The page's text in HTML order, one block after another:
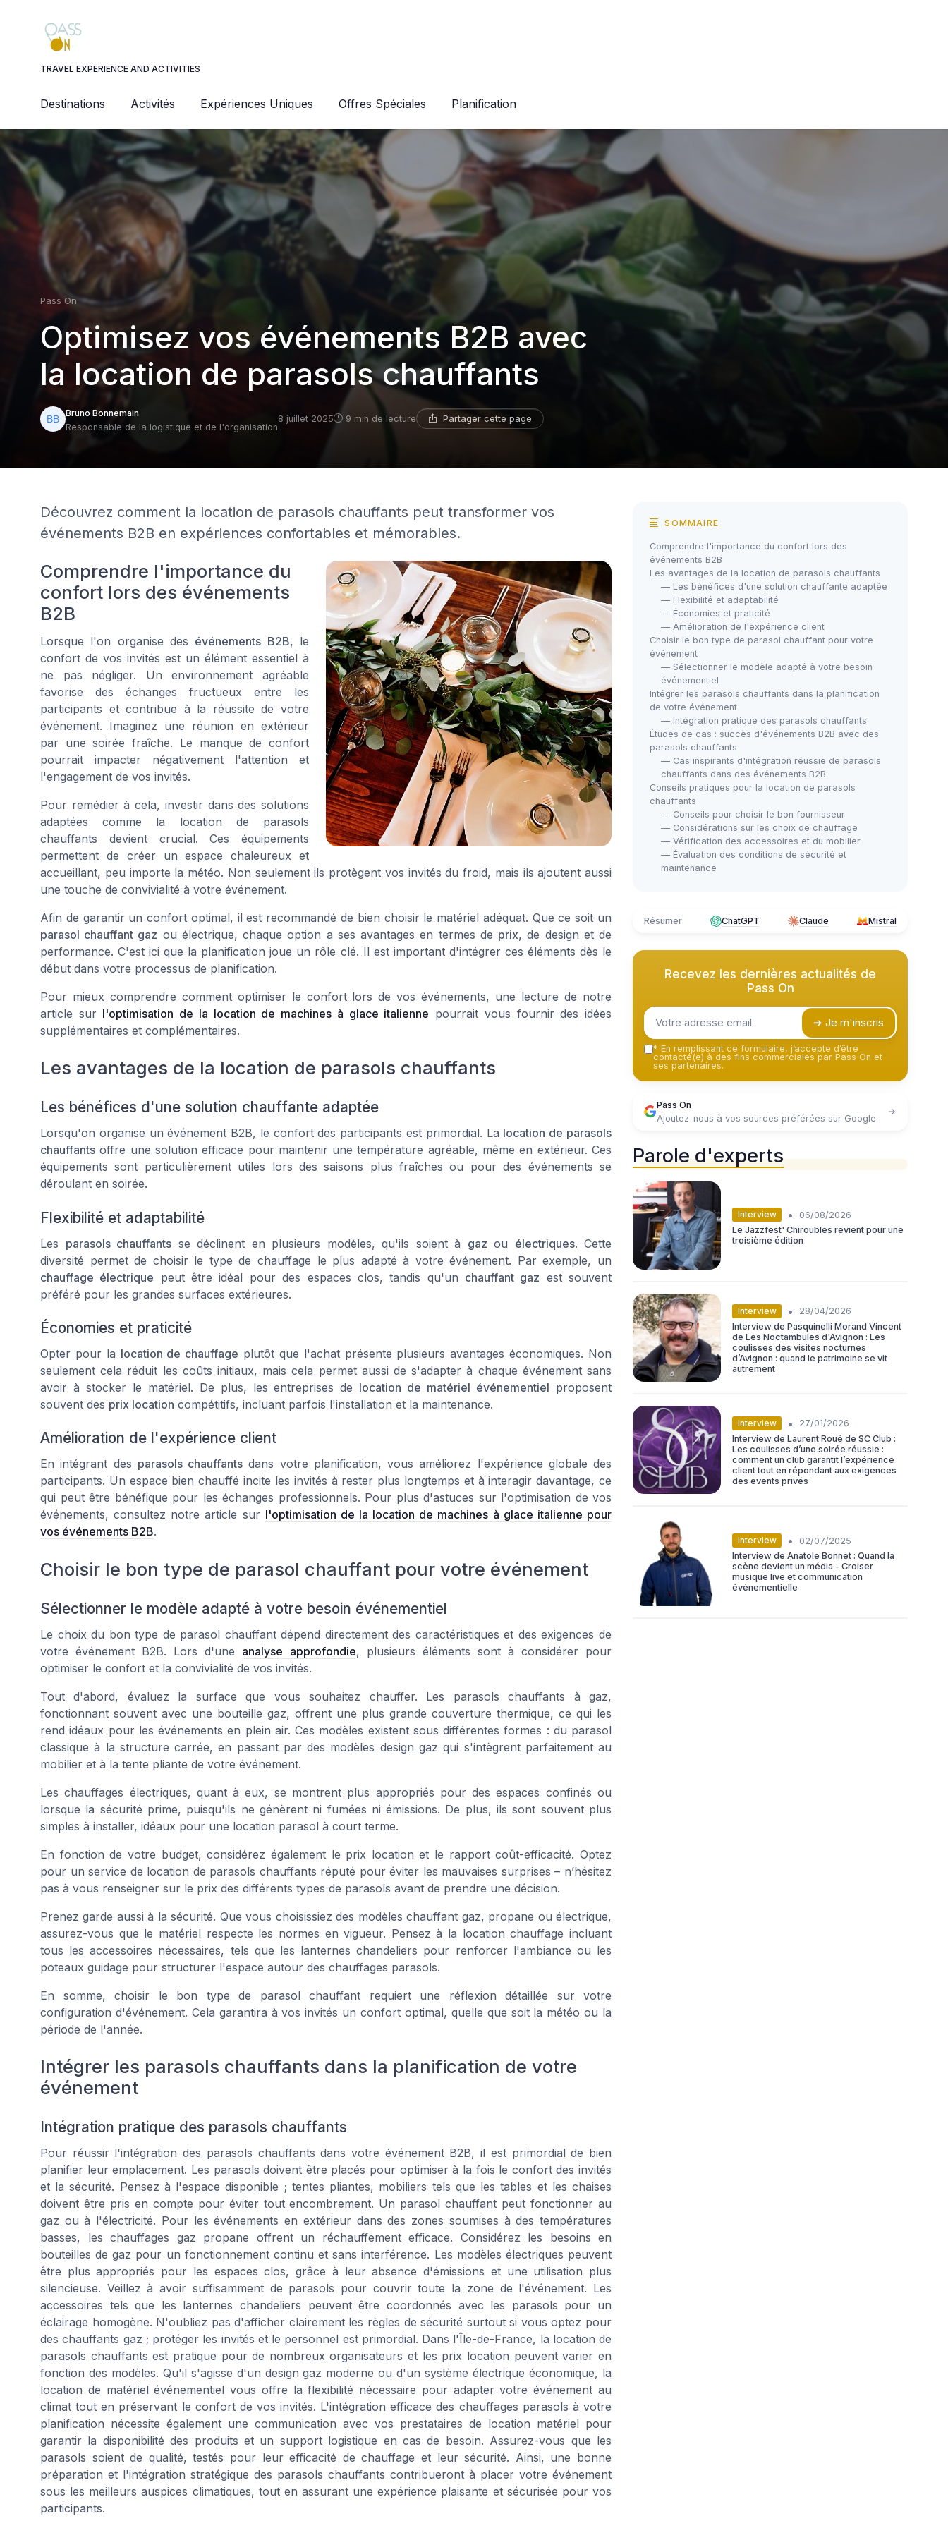
TRAVEL EXPERIENCE AND ACTIVITIES
Destinations Activités Expériences Uniques Offres Spéciales Planification
Pass On
Optimisez vos événements B2B avec
la location de parasols chauffants
Bruno Bonnemain
Responsable de la logistique et de l'organisation
8 juillet 2025 9 min de lecture Partager cette page
Découvrez comment la location de parasols chauffants peut transformer vos
événements B2B en expériences confortables et mémorables.
Comprendre l'importance du
confort lors des événements
B2B
Lorsque l'on organise des événements B2B, le
confort de vos invités est un élément essentiel à
ne pas négliger. Un environnement agréable
favorise des échanges fructueux entre les
participants et contribue à la réussite de votre
événement. Imaginez une réunion en extérieur
par une soirée fraîche. Le manque de confort
pourrait impacter négativement l'attention et
l'engagement de vos invités.
Pour remédier à cela, investir dans des solutions
adaptées comme la location de parasols
chauffants devient crucial. Ces équipements
permettent de créer un espace chaleureux et
accueillant, peu importe la météo. Non seulement ils protègent vos invités du froid, mais ils ajoutent aussi
une touche de convivialité à votre événement.
Afin de garantir un confort optimal, il est recommandé de bien choisir le matériel adéquat. Que ce soit un
parasol chauffant gaz ou électrique, chaque option a ses avantages en termes de prix, de design et de
performance. C'est ici que la planification joue un rôle clé. Il est important d'intégrer ces éléments dès le
début dans votre processus de planification.
Pour mieux comprendre comment optimiser le confort lors de vos événements, une lecture de notre
article sur l'optimisation de la location de machines à glace italienne pourrait vous fournir des idées
supplémentaires et complémentaires.
Les avantages de la location de parasols chauffants
Les bénéfices d'une solution chauffante adaptée
Lorsqu'on organise un événement B2B, le confort des participants est primordial. La location de parasols
chauffants offre une solution efficace pour maintenir une température agréable, même en extérieur. Ces
équipements sont particulièrement utiles lors des saisons plus fraîches ou pour des événements se
déroulant en soirée.
Flexibilité et adaptabilité
Les parasols chauffants se déclinent en plusieurs modèles, qu'ils soient à gaz ou électriques. Cette
diversité permet de choisir le type de chauffage le plus adapté à votre événement. Par exemple, un
chauffage électrique peut être idéal pour des espaces clos, tandis qu'un chauffant gaz est souvent
préféré pour les grandes surfaces extérieures.
Économies et praticité
Opter pour la location de chauffage plutôt que l'achat présente plusieurs avantages économiques. Non
seulement cela réduit les coûts initiaux, mais cela permet aussi de s'adapter à chaque événement sans
avoir à stocker le matériel. De plus, les entreprises de location de matériel événementiel proposent
souvent des prix location compétitifs, incluant parfois l'installation et la maintenance.
Amélioration de l'expérience client
En intégrant des parasols chauffants dans votre planification, vous améliorez l'expérience globale des
participants. Un espace bien chauffé incite les invités à rester plus longtemps et à interagir davantage, ce
qui peut être bénéfique pour les échanges professionnels. Pour plus d'astuces sur l'optimisation de vos
événements, consultez notre article sur l'optimisation de la location de machines à glace italienne pour
vos événements B2B.
Choisir le bon type de parasol chauffant pour votre événement
Sélectionner le modèle adapté à votre besoin événementiel
Le choix du bon type de parasol chauffant dépend directement des caractéristiques et des exigences de
votre événement B2B. Lors d'une analyse approfondie, plusieurs éléments sont à considérer pour
optimiser le confort et la convivialité de vos invités.
Tout d'abord, évaluez la surface que vous souhaitez chauffer. Les parasols chauffants à gaz,
fonctionnant souvent avec une bouteille gaz, offrent une plus grande couverture thermique, ce qui les
rend idéaux pour les événements en plein air. Ces modèles existent sous différentes formes : du parasol
classique à la structurecarrée, en passant par des modèles design gaz qui s'intègrent parfaitement au
mobilier et à la tente pliante de votre événement.
Leschauffages électriques, quant à eux, se montrent plus appropriés pour des espaces confinés ou
lorsque la sécurité prime, puisqu'ils ne génèrent ni fumées ni émissions. De plus, ils sont souvent plus
simples à installer, idéaux pour une location parasol à court terme.
En fonction de votre budget, considérez également le prix location et le rapport coût-efficacité. Optez
pour un service de location de parasols chauffants réputé pour éviter les mauvaises surprises – n’hésitez
pas à vous renseigner sur le prix des différents types de parasols avant de prendre une décision.
Prenez garde aussi à lasécurité. Que vous choisissiez des modèleschauffant gaz, propane ouélectrique,
assurez-vous que le matériel respecte les normes en vigueur. Pensez à la location chauffage incluant
tous lesaccessoires nécessaires, tels que les lanternes chandeliers pour renforcer l'ambiance ou les
poteaux guidage pour structurer l'espace autour des chauffages parasols.
En somme, choisir le bon type de parasol chauffant requiert une réflexion détaillée sur votre
configuration d'événement. Cela garantira à vos invités un confort optimal, quelle que soit la météo ou la
période de l'année.
Intégrer les parasols chauffants dans la planification de votre
événement
Intégration pratique des parasols chauffants
Pour réussir l'intégration des parasols chauffants dans votre événement B2B, il est primordial de bien
planifier leur emplacement. Les parasols doivent être placés pour optimiser à la fois le confort des invités
et la sécurité. Pensez à l'espace disponible ; tentes pliantes, mobiliers tels que les tables et les chaises
doivent être pris en compte pour éviter tout encombrement. Un parasol chauffant peut fonctionner au
gaz ou à l'électricité. Pour les événements en extérieur dans des zones soumises à des températures
basses, les chauffages gaz propane offrent un réchauffement efficace. Considérez les besoins en
bouteilles de gaz pour un fonctionnement continu et sans interférence. Les modèles électriques peuvent
être plus appropriés pour les espaces clos, grâce à leur absence d'émissions et une utilisation plus
silencieuse. Veillez à avoir suffisamment de parasols pour couvrir toute la zone de l'événement. Les
accessoires tels que les lanternes chandeliers peuvent être coordonnés avec les parasols pour un
éclairage homogène. N'oubliez pas d'afficher clairement les règles de sécurité surtout si vous optez pour
des chauffants gaz ; protéger les invités et le personnel est primordial. Dans l'Île-de-France, la location de
parasols chauffants est pratique pour de nombreux organisateurs et les prix location peuvent varier en
fonction des modèles. Qu'il s'agisse d'un design gaz moderne ou d'un système électrique économique, la
location de matériel événementiel vous offre la flexibilité nécessaire pour adapter votre événement au
climat tout en préservant le confort de vos invités. L'intégration efficace des chauffages parasols à votre
planification nécessite également une communication avec vos prestataires de location matériel pour
garantir la disponibilité des produits et un support logistique en cas de besoin. Assurez-vous que les
parasols soient de qualité, testés pour leur efficacité de chauffage et leur sécurité. Ainsi, une bonne
préparation et l'intégration stratégique des parasols chauffants contribueront à placer votre événement
sous les meilleurs auspices climatiques, tout en assurant une expérience plaisante et sécurisée pour vos
participants.
SOMMAIRE
Comprendre l'importance du confort lors des
événements B2B
Les avantages de la location de parasols chauffants
— Les bénéfices d'une solution chauffante adaptée
— Flexibilité et adaptabilité
— Économies et praticité
— Amélioration de l'expérience client
Choisir le bon type de parasol chauffant pour votre
événement
— Sélectionner le modèle adapté à votre besoin
événementiel
Intégrer les parasols chauffants dans la planification
de votre événement
— Intégration pratique des parasols chauffants
Études de cas : succès d'événements B2B avec des
parasols chauffants
— Cas inspirants d'intégration réussie de parasols
chauffants dans des événements B2B
Conseils pratiques pour la location de parasols
chauffants
— Conseils pour choisir le bon fournisseur
— Considérations sur les choix de chauffage
— Vérification des accessoires et du mobilier
— Évaluation des conditions de sécurité et
maintenance
Résumer ChatGPT Claude Mistral
Recevez les dernières actualités de
Pass On
➔ Je m'inscris
* En remplissant ce formulaire, j’accepte d’être
contacté(e) à des fins commerciales par Pass On et
ses partenaires.
Pass On
Ajoutez-nous à vos sources préférées sur Google
Parole d'experts
Interview •
06/08/2026
Le Jazzfest' Chiroubles revient pour une
troisième édition
Interview •
28/04/2026
Interview de Pasquinelli Morand Vincent
de Les Noctambules d'Avignon : Les
coulisses des visites nocturnes
d’Avignon : quand le patrimoine se vit
autrement
Interview •
27/01/2026
Interview de Laurent Roué de SC Club :
Les coulisses d’une soirée réussie :
comment un club garantit l’expérience
client tout en répondant aux exigences
des events privés
Interview •
02/07/2025
Interview de Anatole Bonnet : Quand la
scène devient un média - Croiser
musique live et communication
événementielle